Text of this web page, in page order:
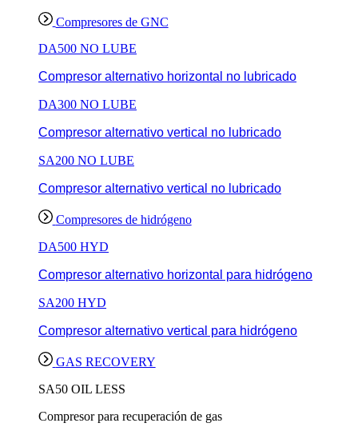
Compresores de GNC
DA500 NO LUBE
Compresor alternativo horizontal no lubricado
DA300 NO LUBE
Compresor alternativo vertical no lubricado
SA200 NO LUBE
Compresor alternativo vertical no lubricado
Compresores de hidrógeno
DA500 HYD
Compresor alternativo horizontal para hidrógeno
SA200 HYD
Compresor alternativo vertical para hidrógeno
GAS RECOVERY
SA50 OIL LESS
Compresor para recuperación de gas